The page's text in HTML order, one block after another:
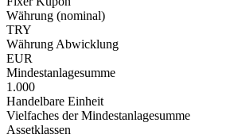
Währung (nominal)
TRY
Währung Abwicklung
EUR
Mindestanlagesumme
1.000
Handelbare Einheit
Vielfaches der Mindestanlagesumme
Assetklassen